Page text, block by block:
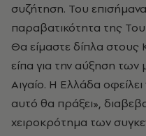
συζήτηση. Του
παραβατικότητα της
Θα είμαστε δίπλα
είπα για την αύξηση
Αιγαίο. Η Ελλάδα
αυτό θα πράξει»,
χειροκρότημα των